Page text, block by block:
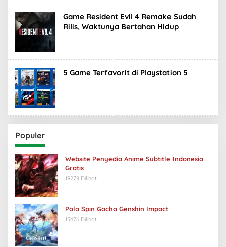
Game Resident Evil 4 Remake Sudah
Rilis, Waktunya Bertahan Hidup
5 Game Terfavorit di Playstation 5
Populer
Website Penyedia Anime Subtitle Indonesia
Gratis
19278 Dilihat
Pola Spin Gacha Genshin Impact
15476 Dilihat